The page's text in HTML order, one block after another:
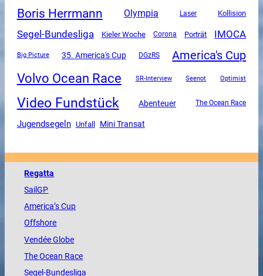
Boris Herrmann Olympia Laser Kollision
Segel-Bundesliga Kieler Woche Corona Porträt IMOCA
Big Picture 35. America's Cup DGzRS America's Cup
Volvo Ocean Race SR-Interview Seenot Optimist
Video Fundstück Abenteuer The Ocean Race
Jugendsegeln Unfall Mini Transat
Regatta
SailGP
America’s Cup
Offshore
VendéeGlobe
TheOcean Race
Segel-Bundesliga